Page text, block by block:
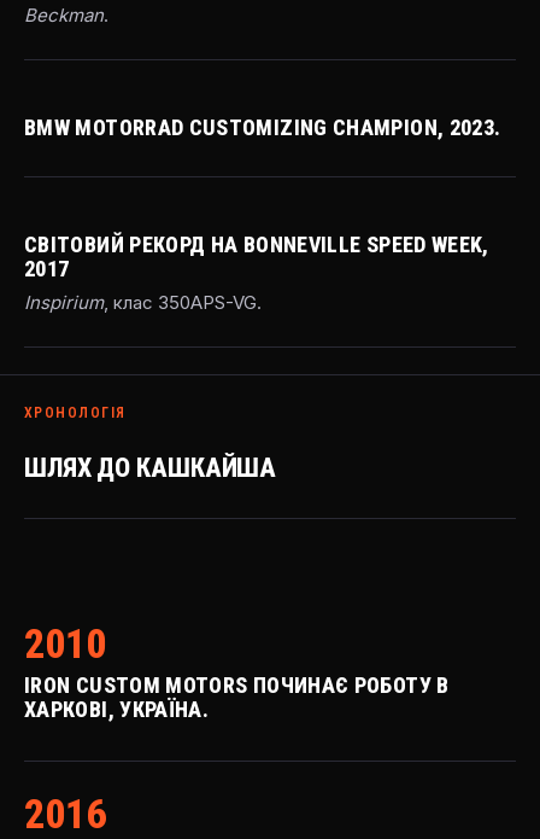
Beckman.
BMW MOTORRAD CUSTOMIZING CHAMPION, 2023.
СВІТОВИЙ РЕКОРД НА BONNEVILLE SPEED WEEK,
2017
Inspirium, клас 350APS-VG.
ХРОНОЛОГІЯ
ШЛЯХ ДО КАШКАЙША
2010
IRON CUSTOM MOTORS ПОЧИНАЄ РОБОТУ В
ХАРКОВІ, УКРАЇНА.
2016